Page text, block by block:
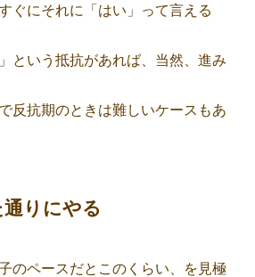
ぐにそれに「はい」って言える
という抵抗があれば、当然、進み
反抗期のときは難しいケースもあ
りにやる
のペースだとこのくらい、を見極